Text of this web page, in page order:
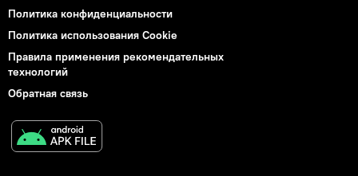
Политика конфиденциальности
Политика использования Cookie
Правила применения рекомендательных
технологий
Обратная связь